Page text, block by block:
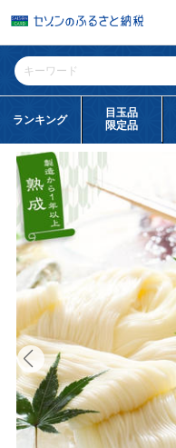
ランキング
目玉品
限定品